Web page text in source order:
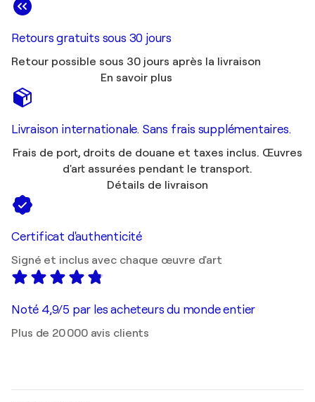
Retours gratuits sous 30 jours
Retour possible sous 30 jours après la livraison
En savoir plus
Livraison internationale. Sans frais supplémentaires.
Frais de port, droits de douane et taxes inclus. Œuvres
d'art assurées pendant le transport.
Détails de livraison
Certificat d'authenticité
Signé et inclus avec chaque œuvre d'art
Noté 4,9/5 par les acheteurs du monde entier
Plus de 20 000 avis clients